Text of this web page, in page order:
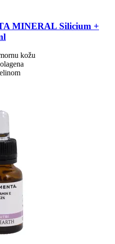
MINERAL Silicium +
kožu